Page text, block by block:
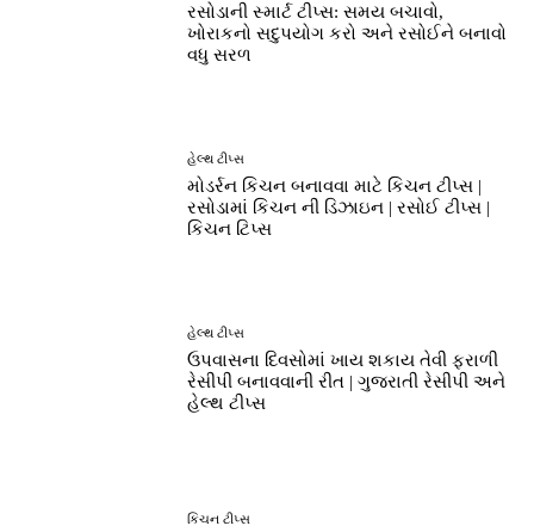
રસોડાની સ્માર્ટ ટીપ્સ: સમય બચાવો,
ખોરાકનો સદુપયોગ કરો અને રસોઈને બનાવો
વધુ સરળ
હેલ્થ ટીપ્સ
મોડર્રન કિચન બનાવવા માટે કિચન ટીપ્સ |
રસોડામાં કિચન ની ડિઝાઇન | રસોઈ ટીપ્સ |
કિચન ટિપ્સ
હેલ્થ ટીપ્સ
ઉપવાસના દિવસોમાં ખાય શકાય તેવી ફરાળી
રેસીપી બનાવવાની રીત | ગુજરાતી રેસીપી અને
હેલ્થ ટીપ્સ
કિચન ટીપ્સ